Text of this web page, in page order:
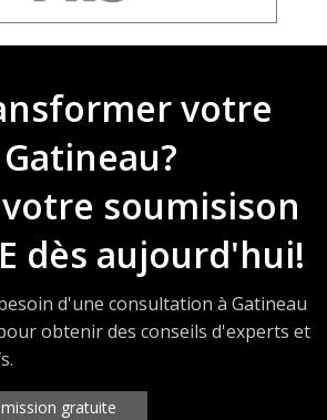
votre
soumisison
dès aujourd'hui!
d'une consultation à Gatineau
obtenir des conseils d'experts et
gratuite